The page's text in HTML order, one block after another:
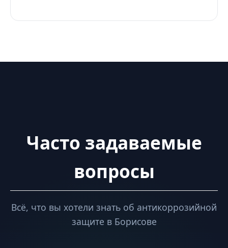
Часто задаваемые
вопросы
Всё, что вы хотели знать об антикоррозийной
защите в Борисове